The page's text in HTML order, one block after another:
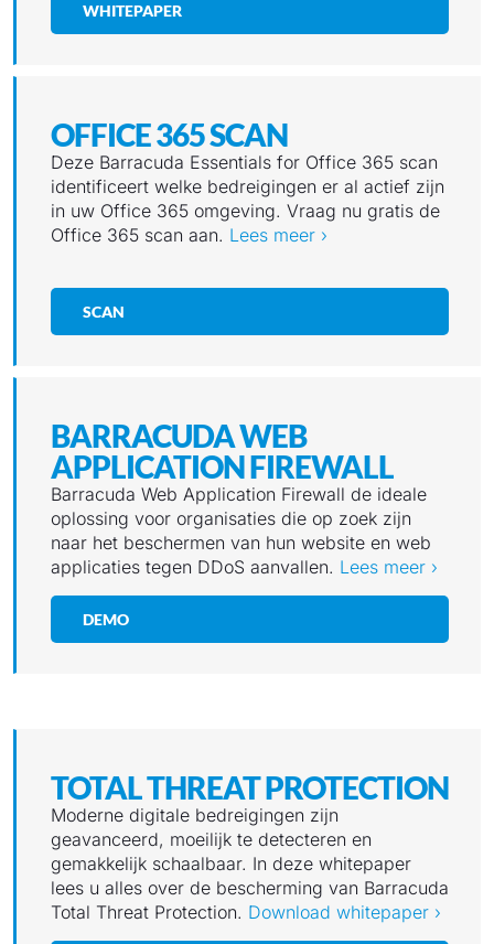
WHITEPAPER
OFFICE 365 SCAN
Deze Barracuda Essentials for Office 365 scan
identificeert welke bedreigingen er al actief zijn
in uw Office 365 omgeving. Vraag nu gratis de
Office 365 scan aan. Lees meer ›
SCAN
BARRACUDA WEB
APPLICATION FIREWALL
Barracuda Web Application Firewall de ideale
oplossing voor organisaties die op zoek zijn
naar het beschermen van hun website en web
applicaties tegen DDoS aanvallen. Lees meer ›
DEMO
TOTAL THREAT PROTECTION
Moderne digitale bedreigingen zijn
geavanceerd, moeilijk te detecteren en
gemakkelijk schaalbaar. In deze whitepaper
lees u alles over de bescherming van Barracuda
Total Threat Protection. Download whitepaper ›